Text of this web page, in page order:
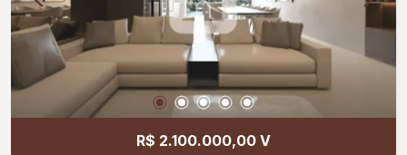
locação!
R$ 2.100.000,00 V